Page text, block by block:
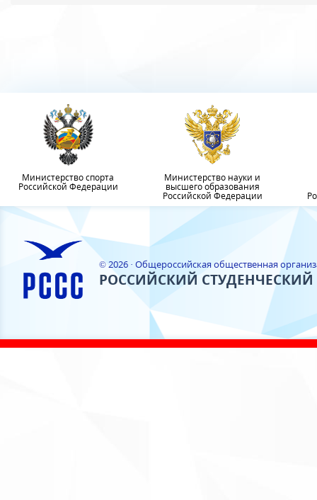
Министерство спорта
Российской Федерации
Министерство науки и
высшего образования
Российской Федерации
© 2026 · Общероссийская общественная
РОССИЙСКИЙ